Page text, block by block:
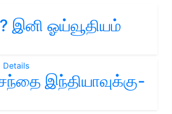
இனி ஓய்வூதியம்
இந்தியாவுக்கு-